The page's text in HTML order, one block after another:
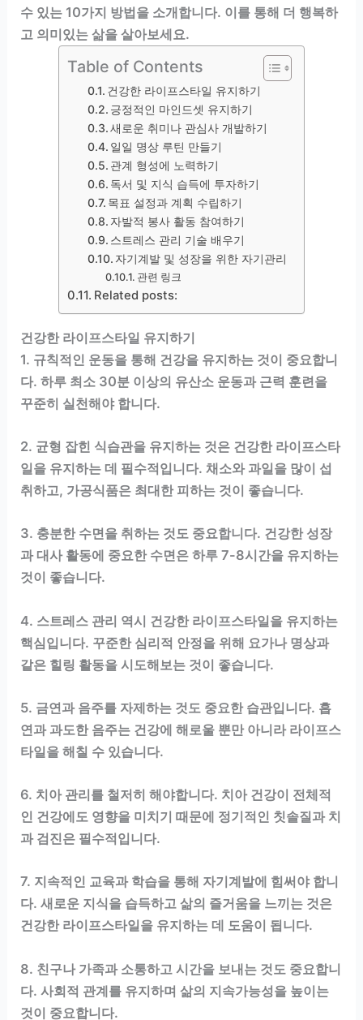
수 있는 10가지 방법을 소개합니다. 이를 통해 더 행복하
고 의미있는 삶을 살아보세요.
Table of Contents
건강한 라이프스타일 유지하기
긍정적인 마인드셋 유지하기
새로운 취미나 관심사 개발하기
일일 명상 루틴 만들기
관계 형성에 노력하기
독서 및 지식 습득에 투자하기
목표 설정과 계획 수립하기
자발적 봉사 활동 참여하기
스트레스 관리 기술 배우기
자기계발 및 성장을 위한 자기관리
관련 링크
Related posts:
건강한 라이프스타일 유지하기
1. 규칙적인 운동을 통해 건강을 유지하는 것이 중요합니
다. 하루 최소 30분 이상의 유산소 운동과 근력 훈련을
꾸준히 실천해야 합니다.
2. 균형 잡힌 식습관을 유지하는 것은 건강한 라이프스타
일을 유지하는 데 필수적입니다. 채소와 과일을 많이 섭
취하고, 가공식품은 최대한 피하는 것이 좋습니다.
3. 충분한 수면을 취하는 것도 중요합니다. 건강한 성장
과 대사 활동에 중요한 수면은 하루 7-8시간을 유지하는
것이 좋습니다.
4. 스트레스 관리 역시 건강한 라이프스타일을 유지하는
핵심입니다. 꾸준한 심리적 안정을 위해 요가나 명상과
같은 힐링 활동을 시도해보는 것이 좋습니다.
5. 금연과 음주를 자제하는 것도 중요한 습관입니다. 흡
연과 과도한 음주는 건강에 해로울 뿐만 아니라 라이프스
타일을 해칠 수 있습니다.
6. 치아 관리를 철저히 해야합니다. 치아 건강이 전체적
인 건강에도 영향을 미치기 때문에 정기적인 칫솔질과 치
과 검진은 필수적입니다.
7. 지속적인 교육과 학습을 통해 자기계발에 힘써야 합니
다. 새로운 지식을 습득하고 삶의 즐거움을 느끼는 것은
건강한 라이프스타일을 유지하는 데 도움이 됩니다.
8. 친구나 가족과 소통하고 시간을 보내는 것도 중요합니
다. 사회적 관계를 유지하며 삶의 지속가능성을 높이는
것이 중요합니다.